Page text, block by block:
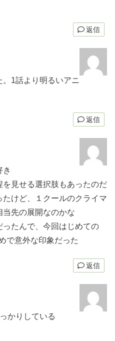
返信
1話より明るいアニ
返信
き
見せる選択肢もあったのだ
けど、１クールのクライマ
当先の展開なのかな
たんで、今回はじめての
で意外な印象だった
返信
かりしている